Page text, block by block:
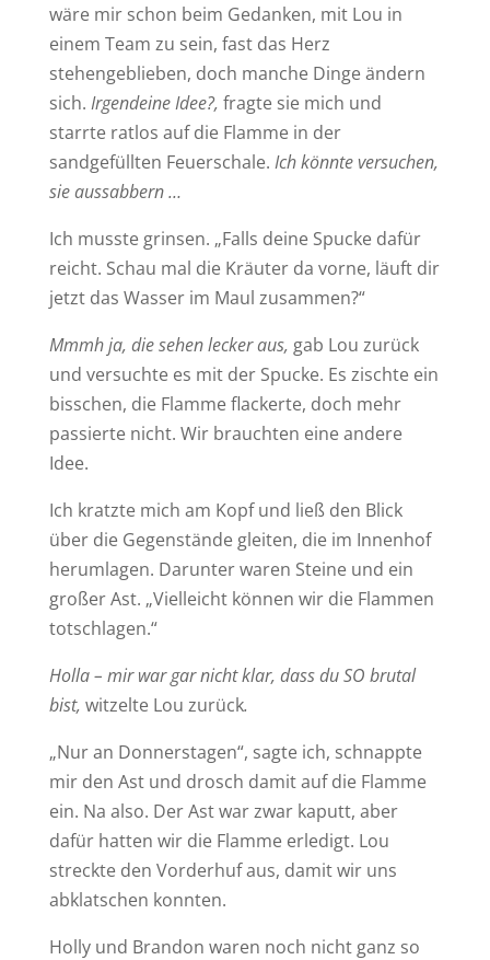
wäre mir schon beim Gedanken, mit Lou in
einem Team zu sein, fast das Herz
stehengeblieben, doch manche Dinge ändern
sich. Irgendeine Idee?, fragte sie mich und
starrte ratlos auf die Flamme in der
sandgefüllten Feuerschale. Ich könnte versuchen,
sie aussabbern …
Ich musste grinsen. „Falls deine Spucke dafür
reicht. Schau mal die Kräuter da vorne, läuft dir
jetzt das Wasser im Maul zusammen?“
Mmmh ja, die sehen lecker aus, gab Lou zurück
und versuchte es mit der Spucke. Es zischte ein
bisschen, die Flamme flackerte, doch mehr
passierte nicht. Wir brauchten eine andere
Idee.
Ich kratzte mich am Kopf und ließ den Blick
über die Gegenstände gleiten, die im Innenhof
herumlagen. Darunter waren Steine und ein
großer Ast. „Vielleicht können wir die Flammen
totschlagen.“
Holla – mir war gar nicht klar, dass du SO brutal
bist, witzelte Lou zurück.
„Nur an Donnerstagen“, sagte ich, schnappte
mir den Ast und drosch damit auf die Flamme
ein. Na also. Der Ast war zwar kaputt, aber
dafür hatten wir die Flamme erledigt. Lou
streckte den Vorderhuf aus, damit wir uns
abklatschen konnten.
Holly und Brandon waren noch nicht ganz so